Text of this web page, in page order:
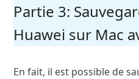
Partie 3:
Huawei sur Mac
En fait, il est possible de